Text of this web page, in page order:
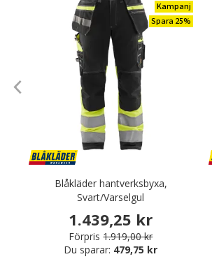
Kampanj
Spara 25%
Blåkläder hantverksbyxa,
Svart/Varselgul
1.439,25 kr
Förpris 1.919,00 kr
Du sparar: 479,75 kr